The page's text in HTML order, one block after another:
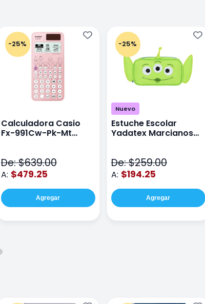
-25%
Calculadora Casio
Fx-991Cw-Pk-Mt
De: $639.00
A: $479.25
Agregar
-25%
Nuevo
Estuche Escolar
Yadatex Marcianos
De: $259.00
A: $194.25
Agregar